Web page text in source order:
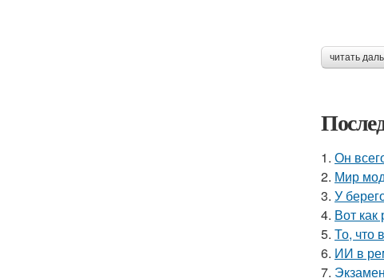
читать
1. Он
2. Мир
3. У
4. Вот как
5. То, что
6. ИИ в
7.